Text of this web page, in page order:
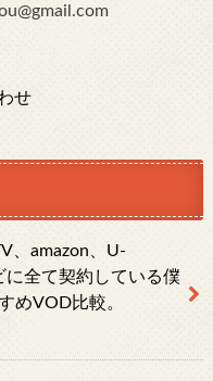
せ
、amazon、U-
に全て契約している僕
めVOD比較。